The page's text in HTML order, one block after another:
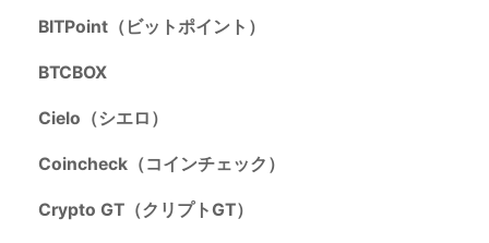
BITPoint（ビットポイント）
BTCBOX
Cielo（シエロ）
Coincheck（コインチェック）
Crypto GT（クリプトGT）